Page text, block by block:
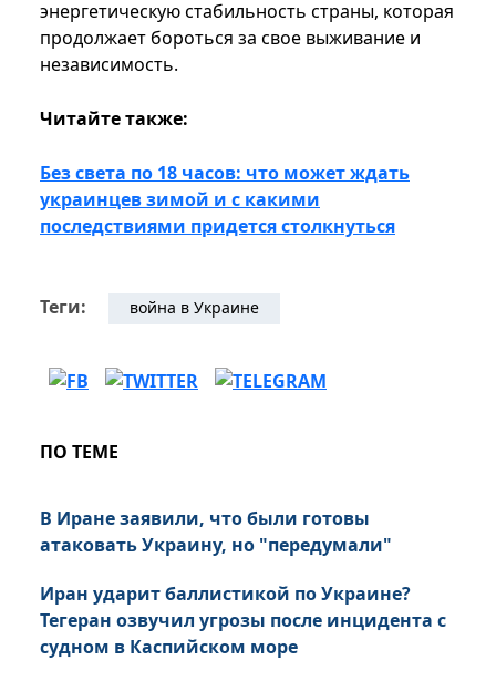
энергетическую стабильность страны, которая
продолжает бороться за свое выживание и
независимость.
Читайте также:
Без света по 18 часов: что может ждать
украинцев зимой и с какими
последствиями придется столкнуться
Теги: война в Украине
ПО ТЕМЕ
В Иране заявили, что были готовы
атаковать Украину, но "передумали"
Иран ударит баллистикой по Украине?
Тегеран озвучил угрозы после инцидента с
судном в Каспийском море